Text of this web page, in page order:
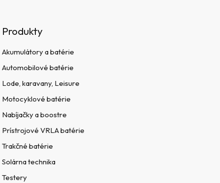
Produkty
Akumulátory a batérie
Automobilové batérie
Lode, karavany, Leisure
Motocyklové batérie
Nabíjačky a boostre
Prístrojové VRLA batérie
Trakčné batérie
Solárna technika
Testery